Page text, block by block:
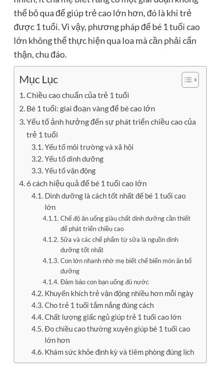
thể bỏ qua để giúp trẻ cao lớn hơn, đó là khi trẻ
được 1 tuổi. Vì vậy, phương pháp để bé 1 tuổi cao
lớn không thể thực hiện qua loa mà cần phải cẩn
thận, chu đáo.
Mục Lục
Chiều cao chuẩn của trẻ 1 tuổi
Bé 1 tuổi: giai đoạn vàng để bé cao lớn
Yếu tố ảnh hưởng đến sự phát triển chiều cao của
trẻ 1 tuổi
Yếu tố môi trường và xã hội
Yếu tố dinh dưỡng
Yếu tố vận động
6 cách hiệu quả để bé 1 tuổi cao lớn
Dinh dưỡng là cách tốt nhất để bé 1 tuổi cao
lớn
Chế độ ăn uống giàu chất dinh dưỡng cần thiết
để phát triển chiều cao
Sữa và các chế phẩm từ sữa là nguồn dinh
dưỡng tốt nhất
Con lớn nhanh nhờ mẹ biết chế biến món ăn bổ
dưỡng
Đảm bảo con bạn uống đủ nước
Khuyến khích trẻ vận động nhiều hơn mỗi ngày
Cho trẻ 1 tuổi tắm nắng đúng cách
Chất lượng giấc ngủ giúp trẻ 1 tuổi cao lớn
Đo chiều cao thường xuyên giúp bé 1 tuổi cao
lớn hơn
Khám sức khỏe định kỳ và tiêm phòng đúng lịch